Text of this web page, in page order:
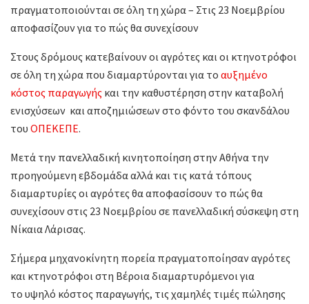
πραγματοποιούνται σε όλη τη χώρα – Στις 23 Νοεμβρίου
αποφασίζουν για το πώς θα συνεχίσουν
Στους δρόμους κατεβαίνουν οι αγρότες και οι κτηνοτρόφοι
σε όλη τη χώρα που διαμαρτύρονται για το αυξημένο
κόστος παραγωγής και την καθυστέρηση στην καταβολή
ενισχύσεων και αποζημιώσεων στο φόντο του σκανδάλου
του ΟΠΕΚΕΠΕ.
Μετά την πανελλαδική κινητοποίηση στην Αθήνα την
προηγούμενη εβδομάδα αλλά και τις κατά τόπους
διαμαρτυρίες οι αγρότες θα αποφασίσουν το πώς θα
συνεχίσουν στις 23 Νοεμβρίου σε πανελλαδική σύσκεψη στη
Νίκαια Λάρισας.
Σήμερα μηχανοκίνητη πορεία πραγματοποίησαν αγρότες
και κτηνοτρόφοι στη Βέροια διαμαρτυρόμενοι για
το υψηλό κόστος παραγωγής, τις χαμηλές τιμές πώλησης